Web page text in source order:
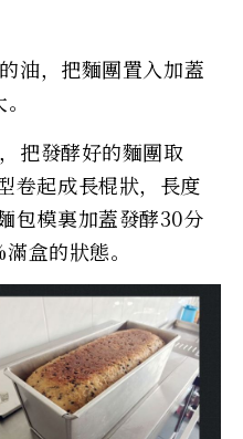
油，把麵團置入加蓋
把發酵好的麵團取
卷起成長棍狀，長度
包模裏加蓋發酵30分
盒的狀態。